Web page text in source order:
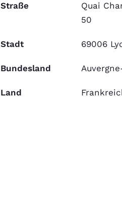
Straße
Quai
50
Stadt 69006
Bundesland
Land